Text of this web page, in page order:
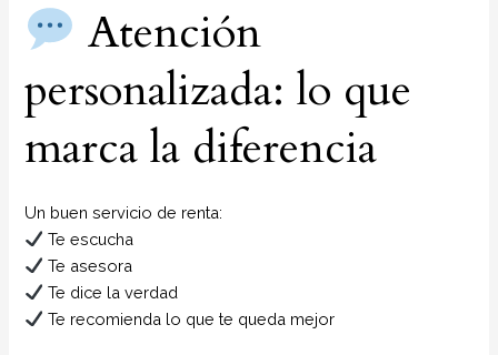
Atención
personalizada: lo que
marca la diferencia
Un buen servicio de renta:
Te escucha
Te asesora
Te dice la verdad
Te recomienda lo que te queda mejor